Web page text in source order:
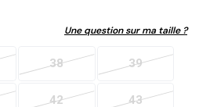
Une question sur ma taille ?
38 39
42 43